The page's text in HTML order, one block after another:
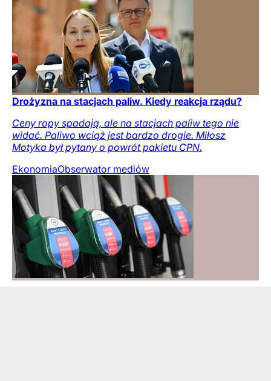
Drożyzna na stacjach paliw. Kiedy reakcja rządu?
Ceny ropy spadają, ale na stacjach paliw tego nie
widać. Paliwo wciąż jest bardzo drogie. Miłosz
Motyka był pytany o powrót pakietu CPN.
EkonomiaObserwator mediów